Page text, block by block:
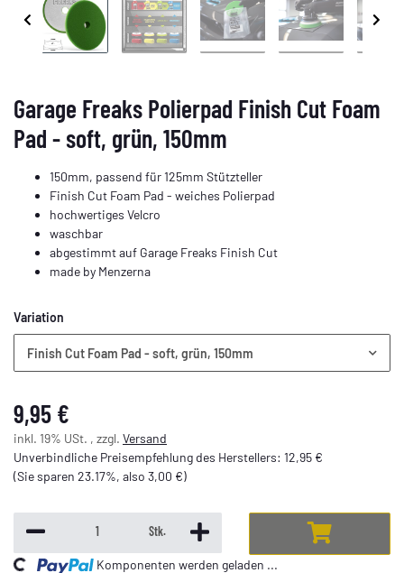
Garage Freaks Polierpad Finish Cut Foam
Pad - soft, grün, 150mm
150mm, passend für 125mm Stützteller
Finish Cut Foam Pad - weiches Polierpad
hochwertiges Velcro
waschbar
abgestimmt auf Garage Freaks Finish Cut
made by Menzerna
Variation
Finish Cut Foam Pad - soft, grün, 150mm
9,95 €
inkl. 19% USt. , zzgl. Versand
Unverbindliche Preisempfehlung des Herstellers: 12,95 €
(Sie sparen 23.17%, also 3,00 €)
Stk.
Komponenten werden geladen ...